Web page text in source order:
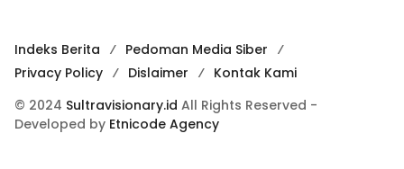
Indeks Berita
Pedoman Media Siber
Privacy Policy
Dislaimer
Kontak Kami
© 2024 Sultravisionary.id All Rights Reserved -
Developed by Etnicode Agency